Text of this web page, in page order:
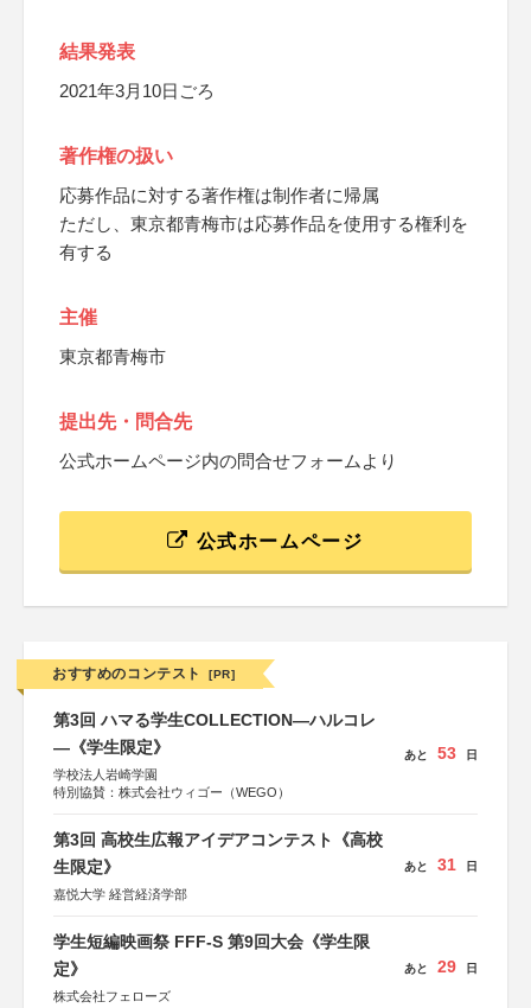
結果発表
2021年3月10日ごろ
著作権の扱い
応募作品に対する著作権は制作者に帰属
ただし、東京都青梅市は応募作品を使用する権利を
有する
主催
東京都青梅市
提出先・問合先
公式ホームページ内の問合せフォームより
公式ホームページ
おすすめのコンテスト [PR]
第3回 ハマる学生COLLECTION―ハルコレ
―《学生限定》
学校法人岩崎学園
特別協賛：株式会社ウィゴー（WEGO）
あと 53 日
第3回 高校生広報アイデアコンテスト《高校
生限定》
嘉悦大学 経営経済学部
あと 31 日
学生短編映画祭 FFF-S 第9回大会《学生限
定》
株式会社フェローズ
あと 29 日